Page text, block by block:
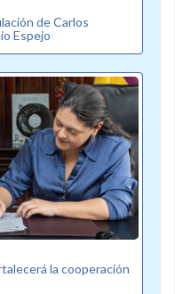
de Carlos
Espejo
la cooperación